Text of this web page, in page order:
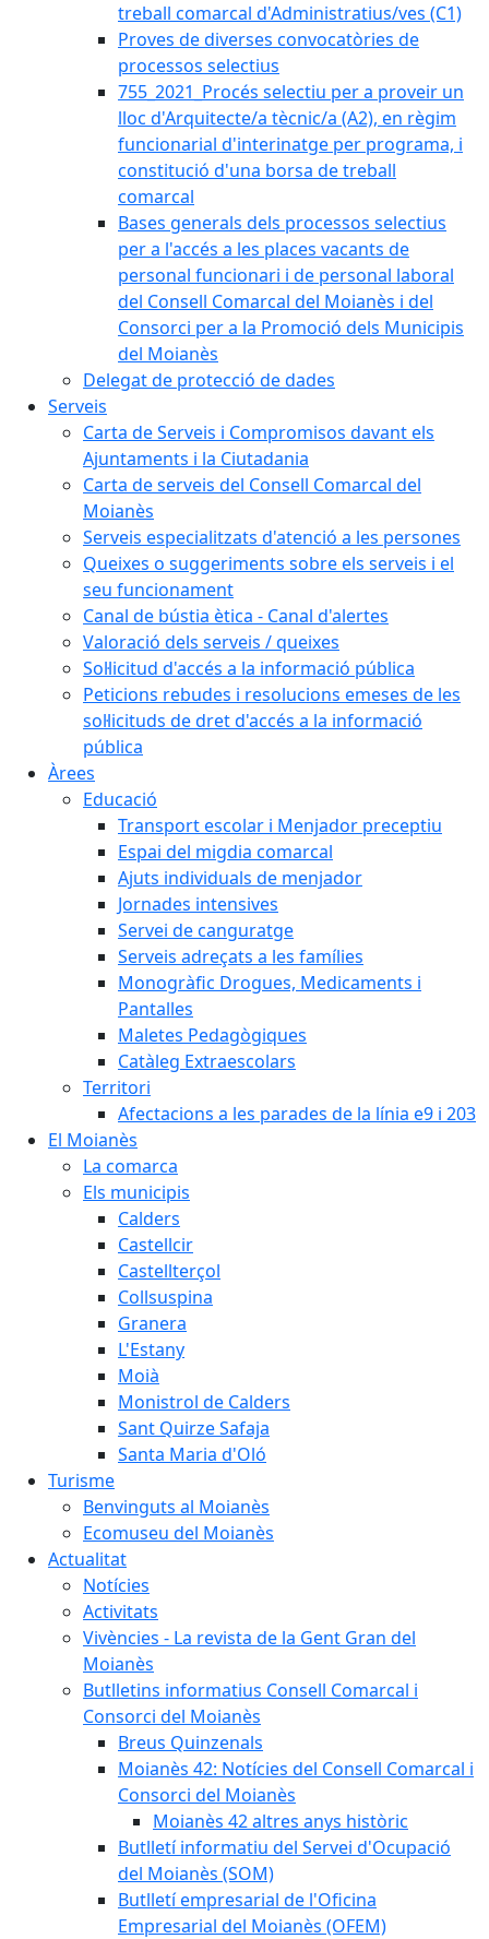
treball comarcal d'Administratius/ves (C1)
Proves de diverses convocatòries de
processos selectius
755_2021_Procés selectiu per a proveir un
lloc d'Arquitecte/a tècnic/a (A2), en règim
funcionarial d'interinatge per programa, i
constitució d'una borsa de treball
comarcal
Bases generals dels processos selectius
per a l'accés a les places vacants de
personal funcionari i de personal laboral
del Consell Comarcal del Moianès i del
Consorci per a la Promoció dels Municipis
del Moianès
Delegat de protecció de dades
Serveis
Carta de Serveis i Compromisos davant els
Ajuntaments i la Ciutadania
Carta de serveis del Consell Comarcal del
Moianès
Serveis especialitzats d'atenció a les persones
Queixes o suggeriments sobre els serveis i el
seu funcionament
Canal de bústia ètica - Canal d'alertes
Valoració dels serveis / queixes
Sol·licitud d'accés a la informació pública
Peticions rebudes i resolucions emeses de les
sol·licituds de dret d'accés a la informació
pública
Àrees
Educació
Transport escolar i Menjador preceptiu
Espai del migdia comarcal
Ajuts individuals de menjador
Jornades intensives
Servei de canguratge
Serveis adreçats a les famílies
Monogràfic Drogues, Medicaments i
Pantalles
Maletes Pedagògiques
Catàleg Extraescolars
Territori
Afectacions a les parades de la línia e9 i 203
El Moianès
La comarca
Els municipis
Calders
Castellcir
Castellterçol
Collsuspina
Granera
L'Estany
Moià
Monistrol de Calders
Sant Quirze Safaja
Santa Maria d'Oló
Turisme
Benvinguts al Moianès
Ecomuseu del Moianès
Actualitat
Notícies
Activitats
Vivències - La revista de la Gent Gran del
Moianès
Butlletins informatius Consell Comarcal i
Consorci del Moianès
Breus Quinzenals
Moianès 42: Notícies del Consell Comarcal i
Consorci del Moianès
Moianès 42 altres anys històric
Butlletí informatiu del Servei d'Ocupació
del Moianès (SOM)
Butlletí empresarial de l'Oficina
Empresarial del Moianès (OFEM)